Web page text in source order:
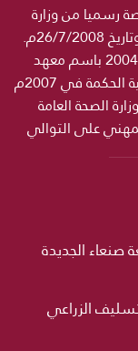
رسميا من وزارة
التعليم العالي والبحث العلمي برقم 1358وتاريخ 26/7/2008م.
بدأ نشاط مؤسسة الحكمة التعليمية في 2004 باسم معهد
الجامعة للتخصصات الطبية ثم اضيف اسم كلية الحكمة في 2007م
الصحة العامة
على التوالي
صنعاء الجديدة
الزراعي